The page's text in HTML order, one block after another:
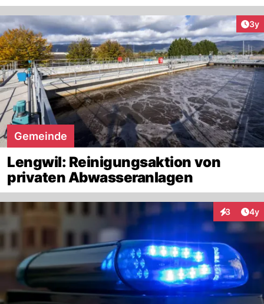
3y
Gemeinde
Lengwil: Reinigungsaktion von
privaten Abwasseranlagen
3 4y